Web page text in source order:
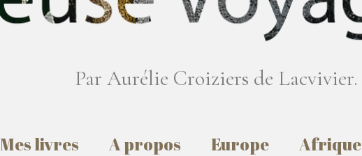
Par Aurélie Croiziers de Lacvivier.
Mes livres A propos Europe Afrique